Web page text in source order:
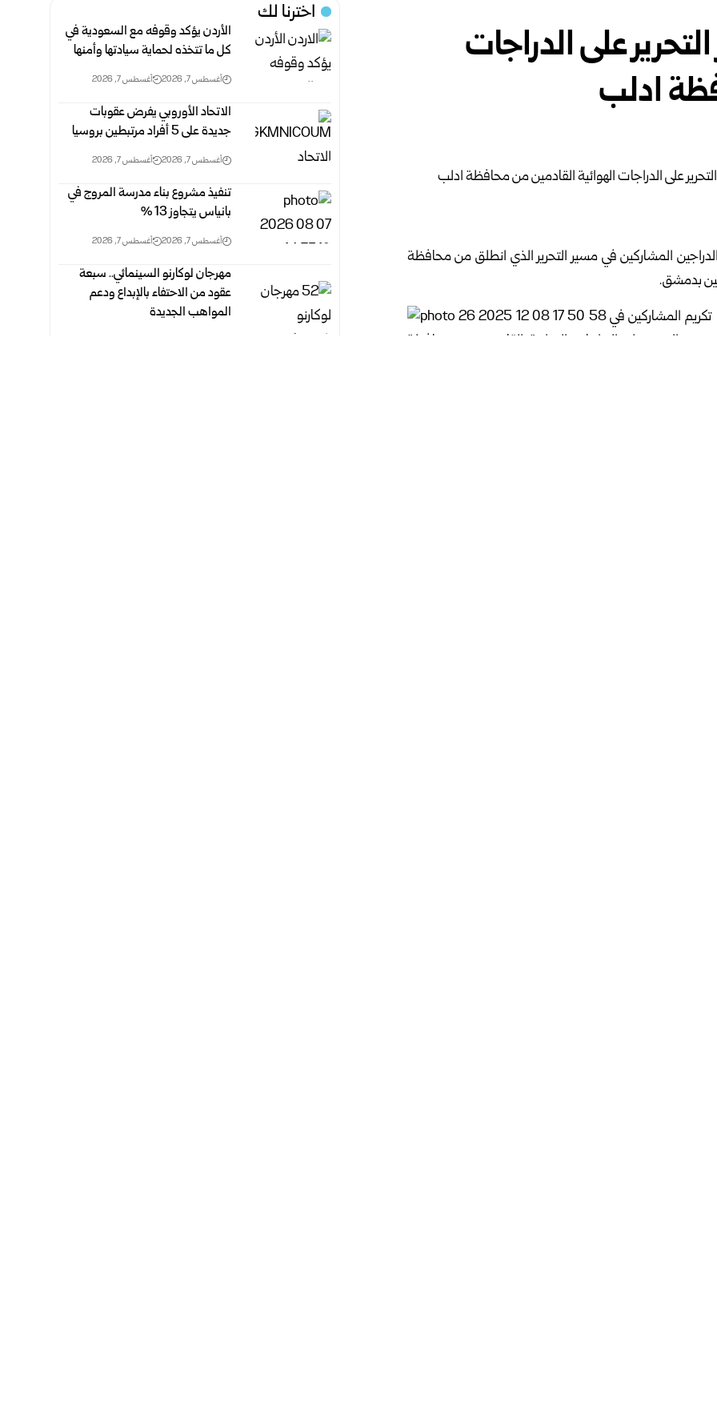
على الدراجات
ادلب
المشاركين في مسير التحرير الذي انطلق من محافظة
بدمشق.
اخترنا لك
الأردن يؤكد وقوفه مع السعودية في
كل ما تتخذه لحماية سيادتها وأمنها
أغسطس 7, 2026 أغسطس 7, 2026
الاتحاد الأوروبي يفرض عقوبات
جديدة على 5 أفراد مرتبطين بروسيا
أغسطس 7, 2026 أغسطس 7, 2026
تنفيذ مشروع بناء مدرسة المروج في
بانياس يتجاوز 13 %‏
أغسطس 7, 2026 أغسطس 7, 2026
مهرجان لوكارنو السينمائي.. سبعة
عقود من الاحتفاء بالإبداع ودعم
المواهب الجديدة